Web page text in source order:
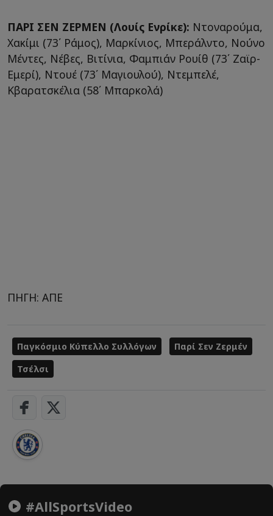
ΠΑΡΙ ΣΕΝ ΖΕΡΜΕΝ (Λουίς Ενρίκε): Ντοναρούμα,
Χακίμι (73΄ Ράμος), Μαρκίνιος, Μπεράλντο, Νούνο
Μέντες, Νέβες, Βιτίνια, Φαμπιάν Ρουίθ (73΄ Ζαϊρ-
Εμερί), Ντουέ (73΄ Μαγιουλού), Ντεμπελέ,
Κβαρατσκέλια (58΄ Μπαρκολά)
ΠΗΓΗ: ΑΠΕ
Παγκόσμιο Κύπελλο Συλλόγων
Παρί Σεν Ζερμέν
Τσέλσι
#AllSportsVideo